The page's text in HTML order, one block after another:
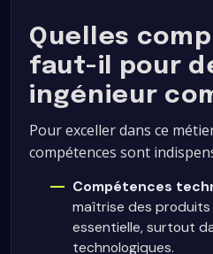
Quelles
faut-il pour
ingénieur
Pour exceller dans ce
compétences sont
Compétences
maîtrise des
essentielle, surtout
technologiques.